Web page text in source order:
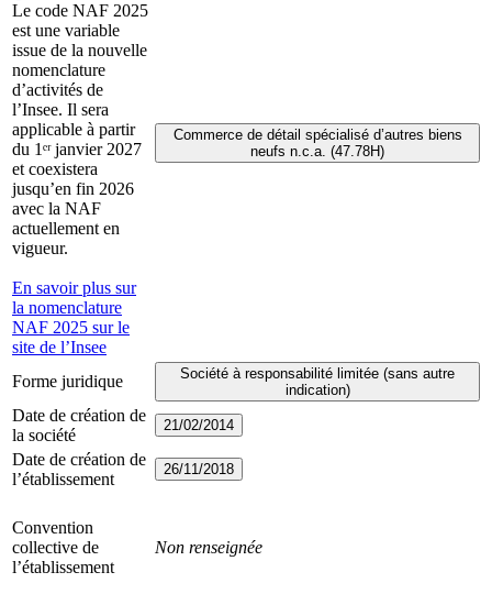
Le code NAF 2025
est une variable
issue de la nouvelle
nomenclature
d’activités de
l’Insee. Il sera
applicable à partir
du 1ᵉʳ janvier 2027
et coexistera
jusqu’en fin 2026
avec la NAF
actuellement en
vigueur.
En savoir plus sur
la nomenclature
NAF 2025 sur le
site de l’Insee
Commerce de détail spécialisé d’autres biens
neufs n.c.a. (47.78H)
Forme juridique
Société à responsabilité limitée (sans autre
indication)
Date de création de
la société
21/02/2014
Date de création de
l’établissement
26/11/2018
Convention
collective de
l’établissement
Non renseignée